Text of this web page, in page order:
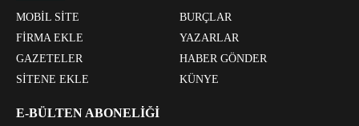
MOBİL SİTE
BURÇLAR
FİRMA EKLE
YAZARLAR
GAZETELER
HABER GÖNDER
SİTENE EKLE
KÜNYE
E-BÜLTEN ABONELİĞİ